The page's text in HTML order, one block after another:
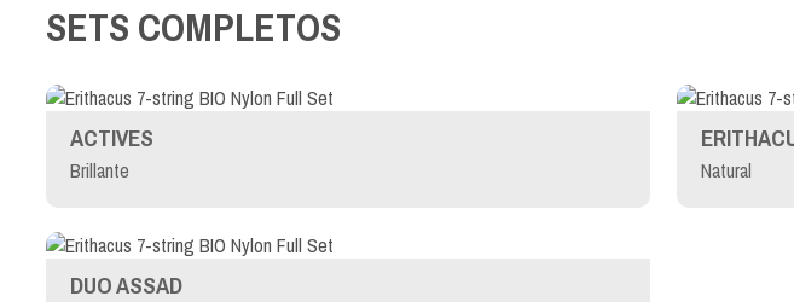
SETS COMPLETOS
ACTIVES
Brillante Natural
DUO ASSAD